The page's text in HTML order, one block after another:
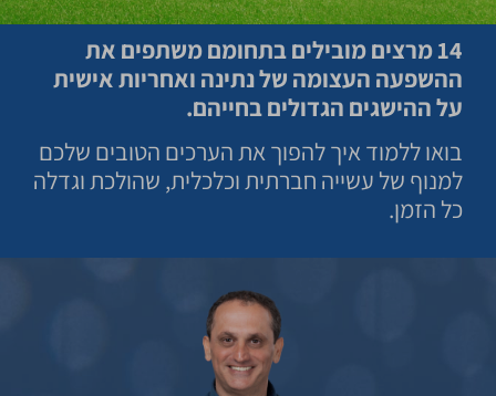
14 מרצים מובילים בתחומם משתפים את
ההשפעה העצומה של נתינה ואחריות אישית
על ההישגים הגדולים בחייהם.
בואו ללמוד איך להפוך את הערכים הטובים שלכם
למנוף של עשייה חברתית וכלכלית, שהולכת וגדלה
כל הזמן.